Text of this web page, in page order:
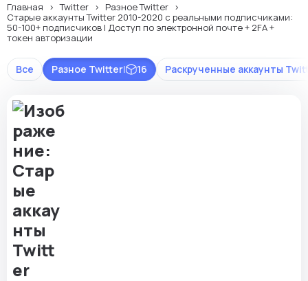
Главная Twitter
Разное Twitter
Старые аккаунты Twitter 2010-2020 с реальными подписчиками:
50-100+ подписчиков | Доступ по электронной почте + 2FA +
токен авторизации
Все Раскрученные аккаунты
Разное Twitter| 16